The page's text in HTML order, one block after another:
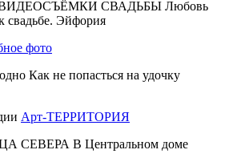
СВАДЬБЫ Любовь
свадьбе. Эйфория
фото
Как не попасться на удочку
Арт-ТЕРРИТОРИЯ
СЕВЕРА В Центральном доме